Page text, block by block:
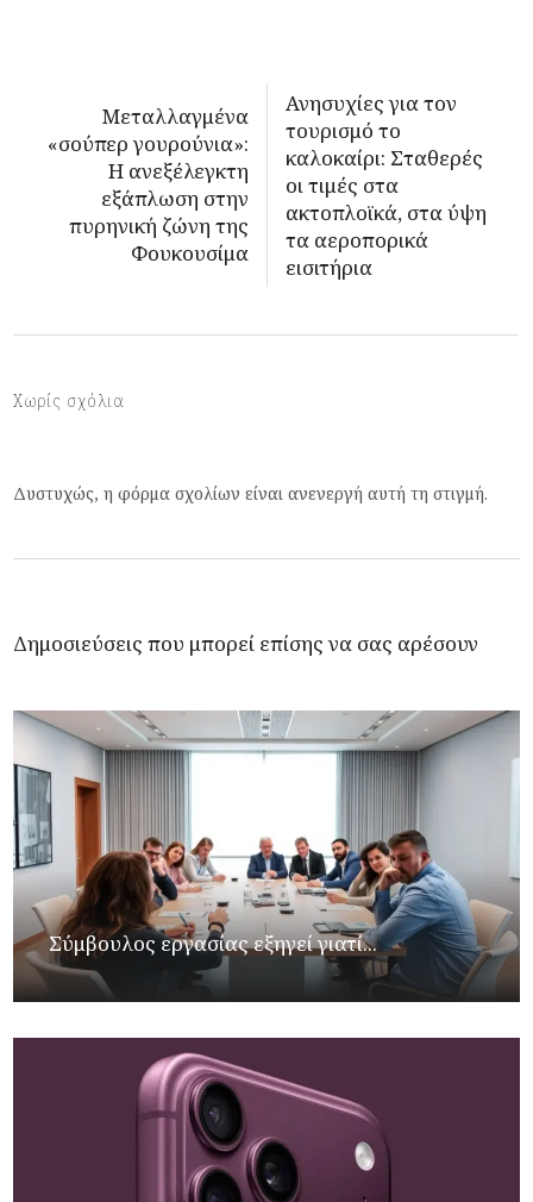
Μεταλλαγμένα
«σούπερ γουρούνια»:
Η ανεξέλεγκτη
εξάπλωση στην
πυρηνική ζώνη της
Φουκουσίμα
Ανησυχίες για τον
τουρισμό το
καλοκαίρι: Σταθερές
οι τιμές στα
ακτοπλοϊκά, στα ύψη
τα αεροπορικά
εισιτήρια
Χωρίς σχόλια
Δυστυχώς, η φόρμα σχολίων είναι ανενεργή αυτή τη στιγμή.
Δημοσιεύσεις που μπορεί επίσης να σας αρέσουν
Σύμβουλος εργασίας εξηγεί γιατί...